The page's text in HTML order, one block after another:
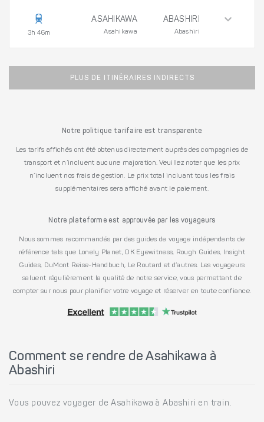
3h 46m
ASAHIKAWA
Asahikawa
ABASHIRI
Abashiri
PLUS DE ITINÉRAIRES INDIRECTS
Notre politique tarifaire est transparente
Les tarifs affichés ont été obtenus directement auprès des compagnies de
transport et n’incluent aucune majoration. Veuillez noter que les prix
n’incluent nos frais de gestion. Le prix total incluant tous les frais
supplémentaires sera affiché avant le paiement.
Notre plateforme est approuvée par les voyageurs
Nous sommes recommandés par des guides de voyage indépendants de
référence tels que Lonely Planet, DK Eyewitness, Rough Guides, Insight
Guides, DuMont Reise-Handbuch, Le Routard et d’autres. Les voyageurs
saluent régulièrement la qualité de notre service, vous permettant de
compter sur nous pour planifier votre voyage et réserver en toute confiance.
Comment se rendre de Asahikawa à
Abashiri
Vous pouvez voyager de Asahikawa à Abashiri en train.